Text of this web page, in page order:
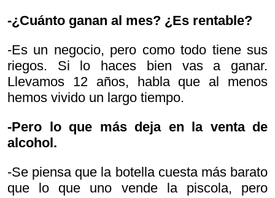
-¿Cuánto ganan al mes? ¿Es rentable?
-Es un negocio, pero como todo tiene sus
riegos. Si lo haces bien vas a ganar.
Llevamos 12 años, habla que al menos
hemos vivido un largo tiempo.
-Pero lo que más deja en la venta de
alcohol.
-Se piensa que la botella cuesta más barato
que lo que uno vende la piscola, pero